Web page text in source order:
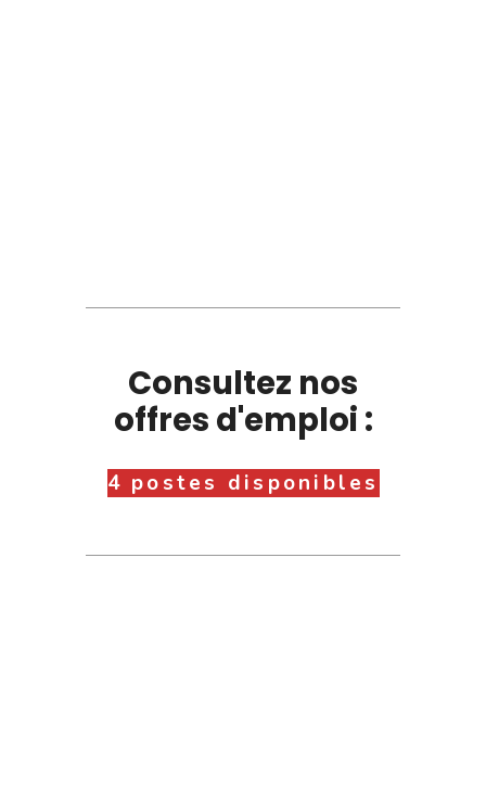
Consultez nos
offres d'emploi :
4 postes disponibles